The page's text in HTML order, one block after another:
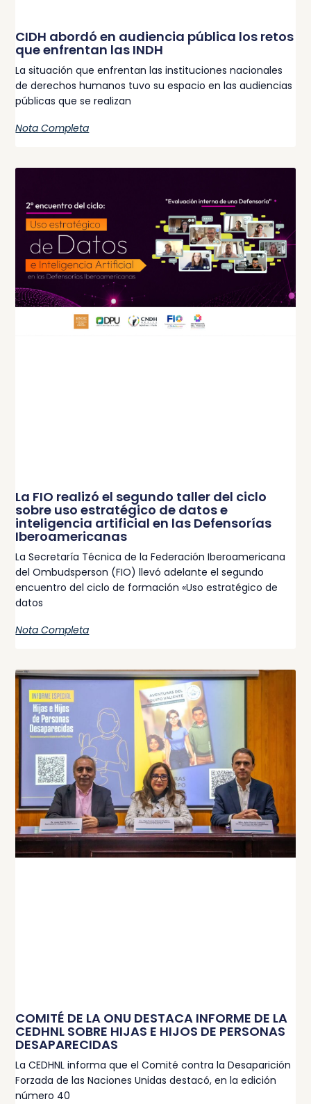
CIDH abordó en audiencia pública los retos
que enfrentan las INDH
La situación que enfrentan las instituciones nacionales
de derechos humanos tuvo su espacio en las audiencias
públicas que se realizan
Nota Completa
La FIO realizó el segundo taller del ciclo
sobre uso estratégico de datos e
inteligencia artificial en las Defensorías
Iberoamericanas
La Secretaría Técnica de la Federación Iberoamericana
del Ombudsperson (FIO) llevó adelante el segundo
encuentro del ciclo de formación «Uso estratégico de
datos
Nota Completa
COMITÉ DE LA ONU DESTACA INFORME DE LA
CEDHNL SOBRE HIJAS E HIJOS DE PERSONAS
DESAPARECIDAS
La CEDHNL informa que el Comité contra la Desaparición
Forzada de las Naciones Unidas destacó, en la edición
número 40